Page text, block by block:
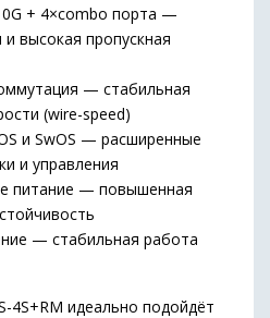
+ 4×combo порта —
высокая пропускная
— стабильная
(wire-speed)
и SwOS — расширенные
и управления
питание — повышенная
— стабильная работа
4S+RM идеально подойдёт